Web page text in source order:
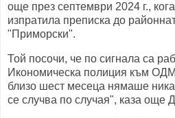
още през септември 2024 г.,
изпратила преписка до
"Приморски".
Той посочи, че по сигнала са
Икономическа полиция към
близо шест месеца нямаше
се случва по случая", каза още